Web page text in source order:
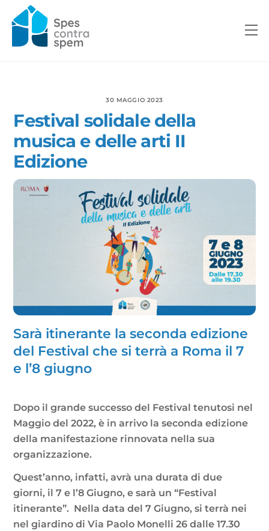
content
30 MAGGIO 2023
Festival solidale della
musica e delle arti II
Edizione
Sarà itinerante la seconda edizione
del Festival che si terrà a Roma il 7
e l’8 giugno
Dopo il grande successo del Festival tenutosi nel
Maggio del 2022, è in arrivo la seconda edizione
della manifestazione rinnovata nella sua
organizzazione.
Quest’anno, infatti, avrà una durata di due
giorni, il 7 e l’8 Giugno, e sarà un “Festival
itinerante”. Nella data del 7 Giugno, si terrà nei
nel giardino di Via Paolo Monelli 26 dalle 17.30